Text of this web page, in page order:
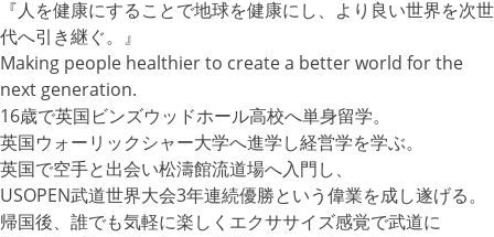
『人を健康にすることで地球を健康にし、より良い世界を次世
代へ引き継ぐ。』
Making people healthier to create a better world for the
next generation.
16歳で英国ビンズウッドホール高校へ単身留学。
英国ウォーリックシャー大学へ進学し経営学を学ぶ。
英国で空手と出会い松濤館流道場へ入門し、
USOPEN武道世界大会3年連続優勝という偉業を成し遂げる。
帰国後、誰でも気軽に楽しくエクササイズ感覚で武道に